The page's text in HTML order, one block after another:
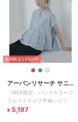
期間限定25%OFF
アーバンリサーチ サニー
レーベル
『WEB限定』バンドカラーフ
リルストライプ半袖シャツ
¥ 5,197